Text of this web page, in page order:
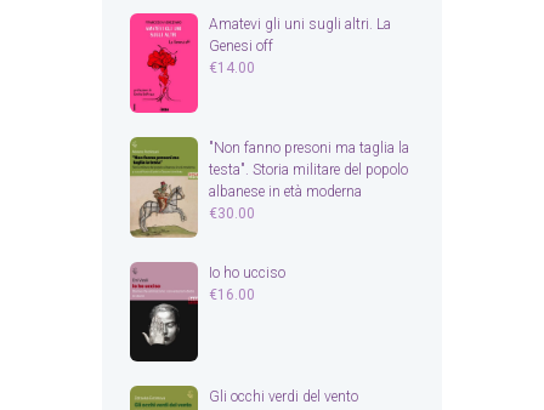
Amatevi gli uni sugli altri. La
Genesi off
€14.00
"Non fanno presoni ma taglia la
testa". Storia militare del popolo
albanese in età moderna
€30.00
Io ho ucciso
€16.00
Gli occhi verdi del vento